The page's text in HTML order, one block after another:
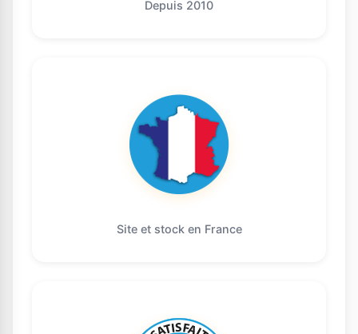
Depuis 2010
Site et stock en France